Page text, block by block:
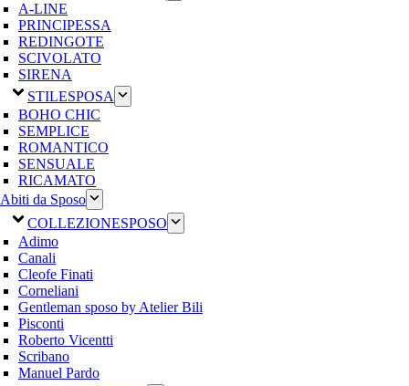
A-LINE
PRINCIPESSA
REDINGOTE
SCIVOLATO
SIRENA
STILESPOSA
BOHO CHIC
SEMPLICE
ROMANTICO
SENSUALE
RICAMATO
Abiti da Sposo
COLLEZIONESPOSO
Adimo
Canali
Cleofe Finati
Corneliani
Gentleman sposo by Atelier Bili
Pisconti
Roberto Vicentti
Scribano
Manuel Pardo